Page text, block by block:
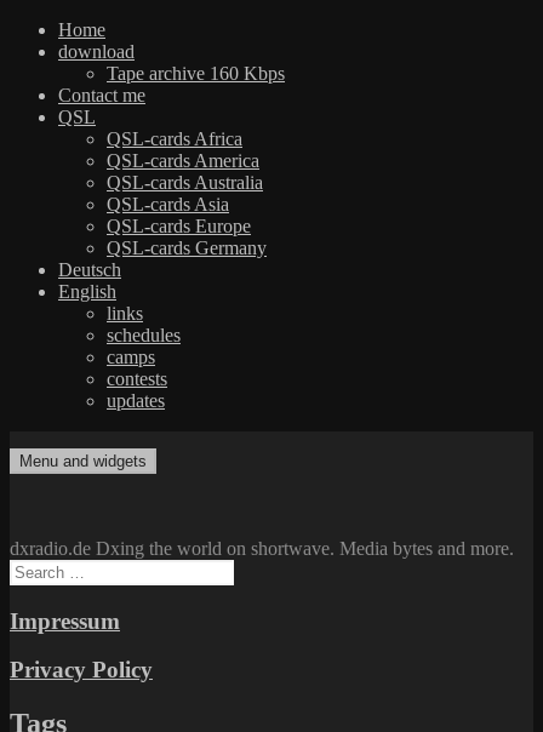
Home
download
Tape archive 160 Kbps
Contact me
QSL
QSL-cards Africa
QSL-cards America
QSL-cards Australia
QSL-cards Asia
QSL-cards Europe
QSL-cards Germany
Deutsch
English
links
schedules
camps
contests
updates
to
dxradio.de
DXing the world on shortwave
Menu and widgets
dxradio.de Dxing the world on shortwave. Media bytes and more.
Search
for:
Impressum
Privacy Policy
Tags